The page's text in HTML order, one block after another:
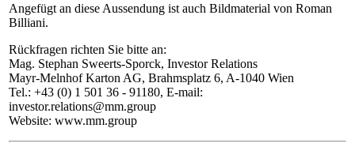
Angefügt an diese Aussendung ist auch Bildmaterial von Roman
Billiani.
Rückfragen richten Sie bitte an:
Mag. Stephan Sweerts-Sporck, Investor Relations
Mayr-Melnhof Karton AG, Brahmsplatz 6, A-1040 Wien
Tel.: +43 (0) 1 501 36 - 91180, E-mail:
investor.relations@mm.group
Website: www.mm.group